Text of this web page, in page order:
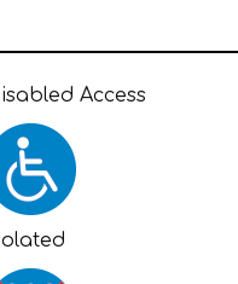
Access